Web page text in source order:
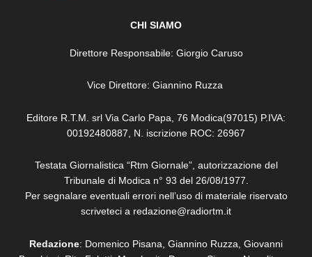
CHI SIAMO
Direttore Responsabile: Giorgio Caruso
Vice Direttore: Giannino Ruzza
Editore R.T.M. srl Via Carlo Papa, 76 Modica(97015) P.IVA:
00192480887, N. iscrizione ROC: 26967
Testata Giornalistica “Rtm Giornale”, autorizzazione del
Tribunale di Modica n° 93 del 26/08/1977.
Per segnalare eventuali errori nell’uso di materiale riservato
scriveteci a redazione@radiortm.it
Redazione: Domenico Pisana, Giannino Ruzza, Giovanni